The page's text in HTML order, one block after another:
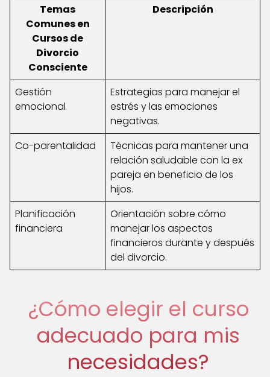
Temas
Comunes en
Cursos de
Divorcio
Consciente
Descripción
Gestión
emocional
Estrategias para manejar el
estrés y las emociones
negativas.
Co-parentalidad
Técnicas para mantener una
relación saludable con la ex
pareja en beneficio de los
hijos.
Planificación
financiera
Orientación sobre cómo
manejar los aspectos
financieros durante y después
del divorcio.
¿Cómo elegir el curso
adecuado para mis
necesidades?